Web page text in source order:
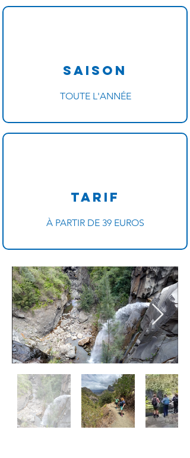
Saison
TOUTE L'ANNÉE
Tarif
​À PARTIR DE 39 EUROS